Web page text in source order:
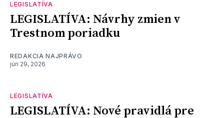
LEGISLATÍVA
LEGISLATÍVA: Návrhy zmien v
Trestnom poriadku
REDAKCIA NAJPRÁVO
jún 29, 2026
LEGISLATÍVA
LEGISLATÍVA: Nové pravidlá pre